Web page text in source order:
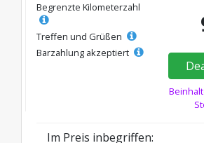
Begrenzte Kilometerzahl
Treffen und Grüßen
Barzahlung akzeptiert
Im Preis inbegriffen: